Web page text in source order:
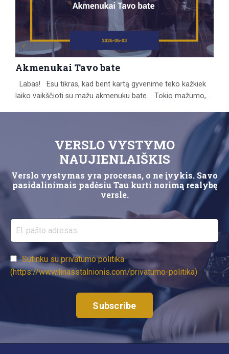
Akmenukai Tavo bate
Labas! Esu tikras, kad bent kartą gyvenime teko kažkiek
laiko vaikščioti su mažu akmenuku bate. Tokio mažumo,
keltų šiokį tokį diskomfortą. Kuriant norimą realybę versle
verslininkai labai dažnai susifokusuoja į didelius akmenukus,
su kuriais eiti toliau sunku ir bando kuo greičiau jų
atsikratyti. Normalu. Tačiau kai didelių ...
VERSLO VYSTYMO
NAUJIENLAIŠKIS
Verslo vystymas yra procesas, o ne įvykis. Savo
pasidalinimais padėsiu Tau kurti norimą realybę
versle.
Sutinku su privatumo politika
(https://www.linasstalnionis.com/privatumo-politika)
Subscribe